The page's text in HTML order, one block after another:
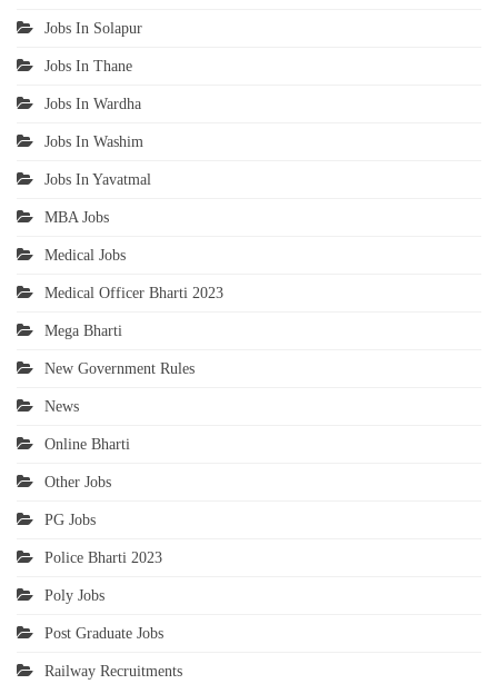
Jobs In Solapur
Jobs In Thane
Jobs In Wardha
Jobs In Washim
Jobs In Yavatmal
MBA Jobs
Medical Jobs
Medical Officer Bharti 2023
Mega Bharti
New Government Rules
News
Online Bharti
Other Jobs
PG Jobs
Police Bharti 2023
Poly Jobs
Post Graduate Jobs
Railway Recruitments